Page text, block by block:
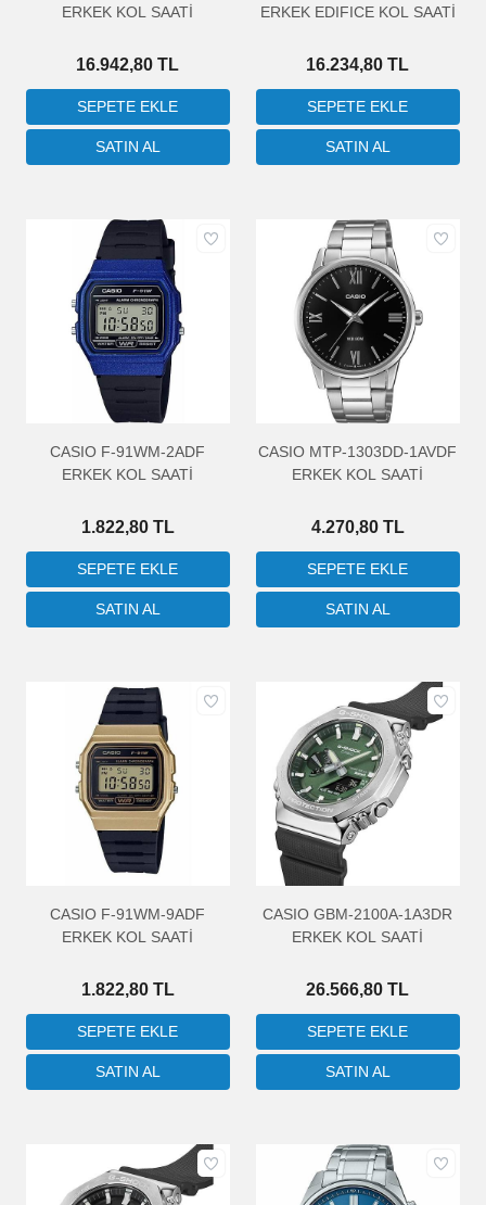
ERKEK KOL SAATİ
16.942,80 TL
ERKEK EDIFICE KOL SAATİ
16.234,80 TL
CASIO F-91WM-2ADF
ERKEK KOL SAATİ
1.822,80 TL
CASIO MTP-1303DD-1AVDF
ERKEK KOL SAATİ
4.270,80 TL
CASIO F-91WM-9ADF
ERKEK KOL SAATİ
1.822,80 TL
CASIO GBM-2100A-1A3DR
ERKEK KOL SAATİ
26.566,80 TL